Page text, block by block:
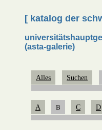
[ katalog der
(asta-galerie)
Alles Suchen
A B C D